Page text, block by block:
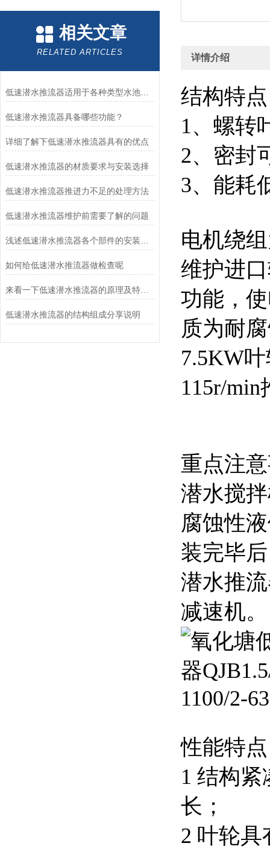
相关文章
RELATED ARTICLES
低速潜水推流器适用于各种类型水池的表现
低速潜水推流器具备哪些功能？
详细了解下低速潜水推流器具有的优点
低速潜水推流器的材质要求与安装选择
低速潜水推流器推进力不足的处理方法
低速潜水推流器维护前需要了解的问题
如何给低速潜水推流器做检查呢
来看一下低速潜水推流器的原理及特点是什么吧
低速潜水推流器的结构组成分享说明
详情介绍
结构特
1、螺转
2、密封
3、能耗
电机绕
维护进
功能，
质为耐
7.5KW
115r/min
重点注
潜水搅
腐蚀性
装完毕
潜水推
减速机。
性能特
1 结构
长；
2 叶轮